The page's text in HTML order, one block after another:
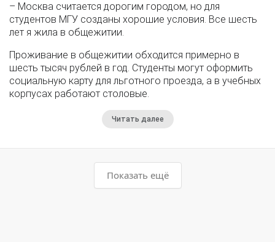
– Москва считается дорогим городом, но для
студентов МГУ созданы хорошие условия. Все шесть
лет я жила в общежитии.
Проживание в общежитии обходится примерно в
шесть тысяч рублей в год. Студенты могут оформить
социальную карту для льготного проезда, а в учебных
корпусах работают столовые.
Читать далее
Показать ещё